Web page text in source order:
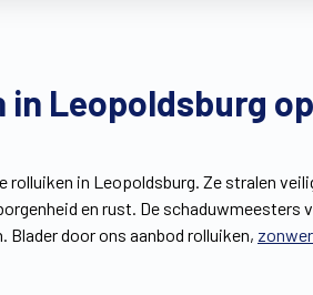
in Leopoldsburg
rolluiken in Leopoldsburg. Ze stralen
en rust. De schaduwmeesters
door ons aanbod rolluiken,